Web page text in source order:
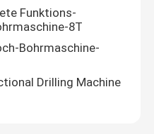
Funktions-
8T
Bohrmaschine-
Drilling Machine